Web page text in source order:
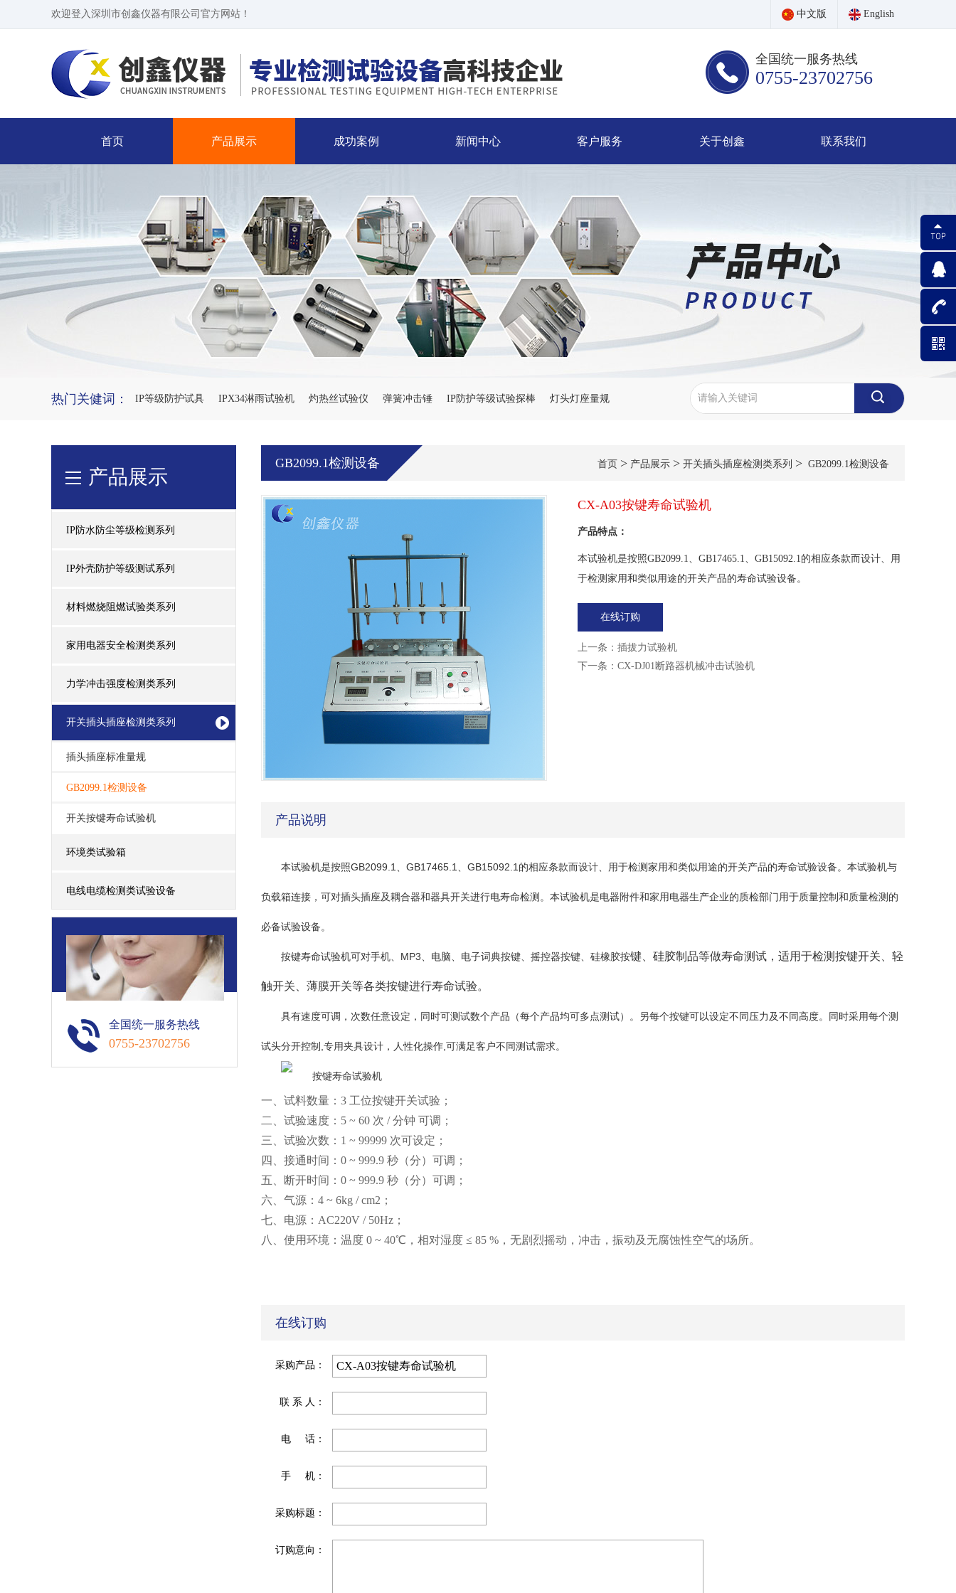
欢迎登入深圳市创鑫仪器有限公司官方网站！ 中文版 English
全国统一服务热线
0755-23702756
首页 产品展示 成功案例 新闻中心 客户服务 关于创鑫 联系我们
热门关健词： IP等级防护试具 IPX34淋雨试验机 灼热丝试验仪 弹簧冲击锤 IP防护等级试验探棒 灯头灯座量规
产品展示
IP防水防尘等级检测系列
IP外壳防护等级测试系列
材料燃烧阻燃试验类系列
家用电器安全检测类系列
力学冲击强度检测类系列
开关插头插座检测类系列
插头插座标准量规
GB2099.1检测设备
开关按键寿命试验机
环境类试验箱
电线电缆检测类试验设备
全国统一服务热线
0755-23702756
GB2099.1检测设备 首页 > 产品展示 > 开关插头插座检测类系列 > GB2099.1检测设备
CX-A03按键寿命试验机
产品特点：
本试验机是按照GB2099.1、GB17465.1、GB15092.1的相应条款而设计、用
于检测家用和类似用途的开关产品的寿命试验设备。
在线订购
上一条： 插拔力试验机
下一条： CX-DJ01断路器机械冲击试验机
产品说明
本试验机是按照GB2099.1、GB17465.1、GB15092.1的相应条款而设计、用于检测家用和类似用途的开关产品的寿命试验设备。本试验机与
负载箱连接，可对插头插座及耦合器和器具开关进行电寿命检测。本试验机是电器附件和家用电器生产企业的质检部门用于质量控制和质量检测的
必备试验设备。
按键寿命试验机可对手机、MP3、电脑、电子词典按键、摇控器按键、硅橡胶按键、硅胶制品等做寿命测试，适用于检测按键开关、轻
触开关、薄膜开关等各类按键进行寿命试验。
具有速度可调，次数任意设定，同时可测试数个产品（每个产品均可多点测试）。另每个按键可以设定不同压力及不同高度。同时采用每个测
试头分开控制,专用夹具设计，人性化操作,可满足客户不同测试需求。
一、试料数量：3 工位按键开关试验；
二、试验速度：5 ~ 60 次 / 分钟 可调；
三、试验次数：1 ~ 99999 次可设定；
四、接通时间：0 ~ 999.9 秒（分）可调；
五、断开时间：0 ~ 999.9 秒（分）可调；
六、气源：4 ~ 6kg / cm2；
七、电源：AC220V / 50Hz；
八、使用环境：温度 0 ~ 40℃，相对湿度 ≤ 85 %，无剧烈摇动，冲击，振动及无腐蚀性空气的场所。
在线订购
采购产品：
联 系 人：
电 话：
手 机：
采购标题：
订购意向：
微信公